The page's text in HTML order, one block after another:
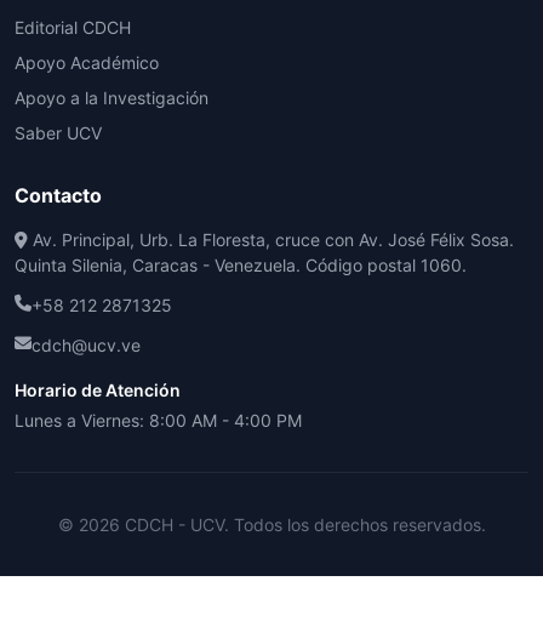
Editorial CDCH
Apoyo Académico
Apoyo a la Investigación
Saber UCV
Contacto
Av. Principal, Urb. La Floresta, cruce con Av. José Félix Sosa.
Quinta Silenia, Caracas - Venezuela. Código postal 1060.
+58 212 2871325
cdch@ucv.ve
Horario de Atención
Lunes a Viernes: 8:00 AM - 4:00 PM
© 2026 CDCH - UCV. Todos los derechos reservados.